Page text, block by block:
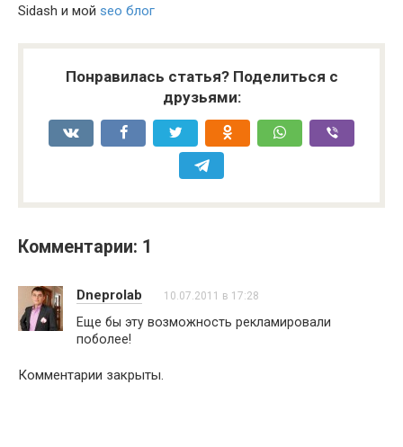
Sidash и мой seo блог
Понравилась статья? Поделиться с
друзьями:
Комментарии: 1
Dneprolab 10.07.2011 в 17:28
Еще бы эту возможность рекламировали
поболее!
Комментарии закрыты.